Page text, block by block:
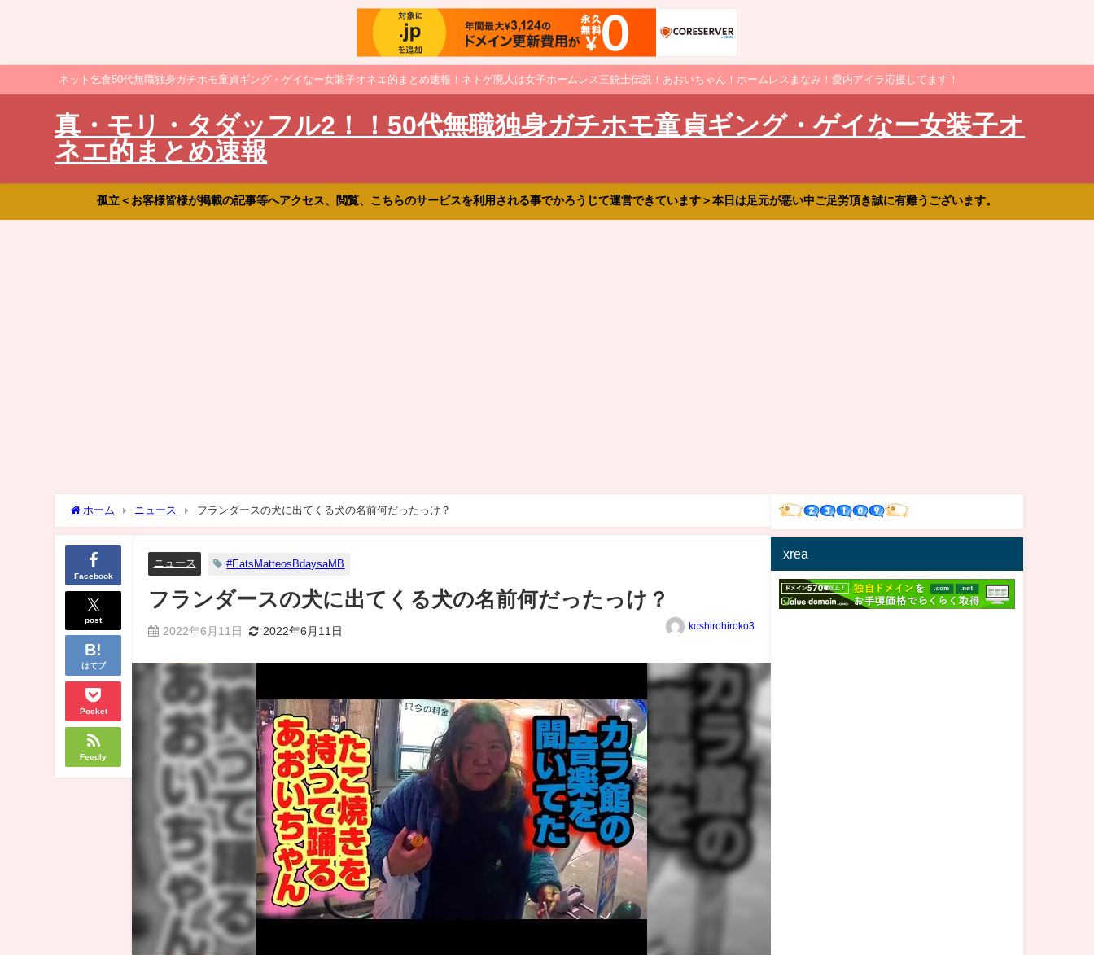
ネット乞食50代無職独身ガチホモ童貞ギング・ゲイなー女装子オネエ的まとめ速報！ネトゲ廃人は女子ホームレス三銃士伝説！あおいちゃん！ホームレスまなみ！愛内アイラ応援してます！
真・モリ・タダッフル2！！50代無職独身ガチホモ童貞ギング・ゲイなー女装子オ
ネエ的まとめ速報
孤立＜お客様皆様が掲載の記事等へアクセス、閲覧、こちらのサービスを利用される事でかろうじて運営できています＞本日は足元が悪い中ご足労頂き誠に有難うございます。
ホーム ニュース フランダースの犬に出てくる犬の名前何だったっけ？
Facebook
post
はてブ
Pocket
Feedly
ニュース #EatsMatteosBdaysaMB
フランダースの犬に出てくる犬の名前何だったっけ？
2022年6月11日 2022年6月11日 koshirohiroko3
xrea